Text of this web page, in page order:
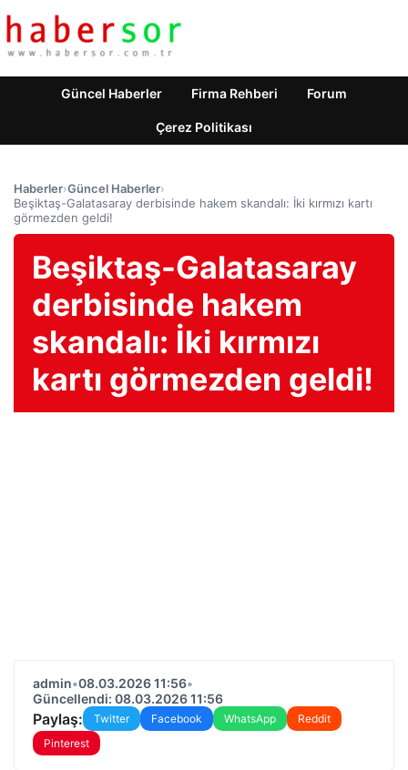
Güncel Haberler Firma Rehberi Forum
Çerez Politikası
Haberler›Güncel Haberler›
Beşiktaş-Galatasaray derbisinde hakem skandalı: İki kırmızı kartı
görmezden geldi!
Beşiktaş-Galatasaray
derbisinde hakem
skandalı: İki kırmızı
kartı görmezden geldi!
admin•08.03.2026 11:56•
Güncellendi: 08.03.2026 11:56
Paylaş: Twitter Facebook WhatsApp
Reddit
Pinterest